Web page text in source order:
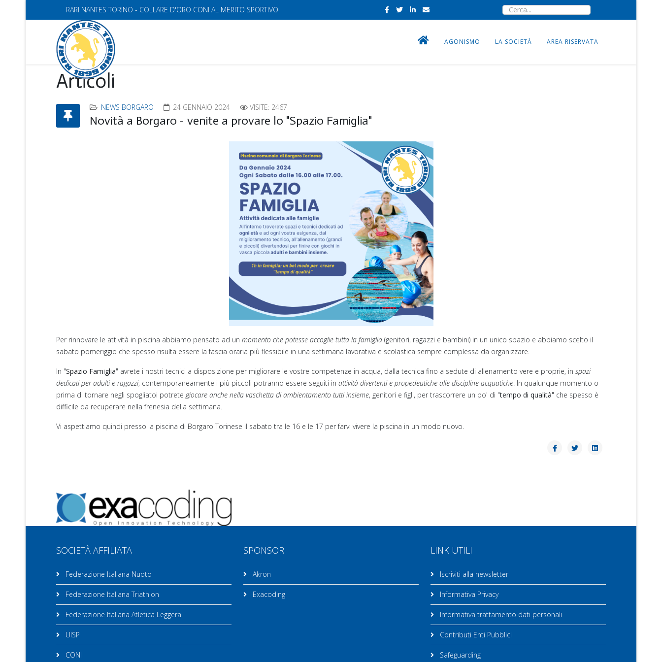
RARI NANTES TORINO - COLLARE D'ORO CONI AL MERITO SPORTIVO
AGONISMO LA SOCIETÀ AREA RISERVATA
Articoli
NEWS BORGARO 24 GENNAIO 2024 VISITE: 2467
Novità a Borgaro - venite a provare lo "Spazio Famiglia"
Per rinnovare le attività in piscina abbiamo pensato ad un momento che potesse accoglie tutta la famiglia (genitori, ragazzi e bambini) in un unico spazio e abbiamo scelto il
sabato pomeriggio che spesso risulta essere la fascia oraria più flessibile in una settimana lavorativa e scolastica sempre complessa da organizzare.
In "Spazio Famiglia" avrete i nostri tecnici a disposizione per migliorare le vostre competenze in acqua, dalla tecnica fino a sedute di allenamento vere e proprie, in spazi
dedicati per adulti e ragazzi; contemporaneamente i più piccoli potranno essere seguiti in attività divertenti e propedeutiche alle discipline acquatiche. In qualunque momento o
prima di tornare negli spogliatoi potrete giocare anche nella vaschetta di ambientamento tutti insieme, genitori e figli, per trascorrere un po' di "tempo di qualità" che spesso è
difficile da recuperare nella frenesia della settimana.
Vi aspettiamo quindi presso la piscina di Borgaro Torinese il sabato tra le 16 e le 17 per farvi vivere la piscina in un modo nuovo.
SOCIETÀ AFFILIATA
Federazione Italiana Nuoto
Federazione Italiana Triathlon
Federazione Italiana Atletica Leggera
UISP
CONI
SPONSOR
Akron
Exacoding
LINK UTILI
Iscriviti alla newsletter
Informativa Privacy
Informativa trattamento dati personali
Contributi Enti Pubblici
Safeguarding